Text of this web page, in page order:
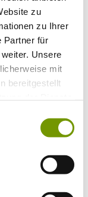
zu
zu Ihrer
Partner für
Unsere
mit
bereitgestellt